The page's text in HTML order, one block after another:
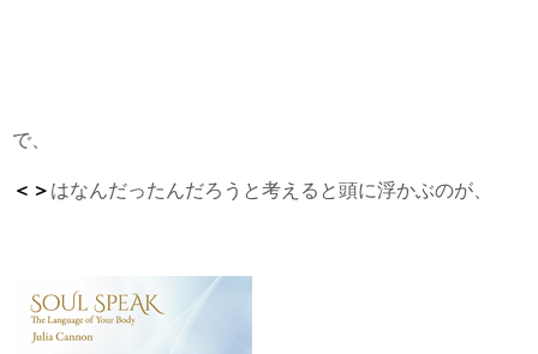
で、
＜＞ はなんだったんだろうと考えると頭に浮かぶのが、